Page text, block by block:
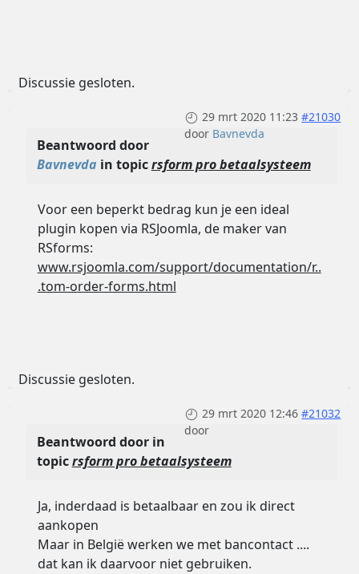
Discussie gesloten.
29 mrt 2020 11:23 #21030
door Bavnevda
Beantwoord door
Bavnevda in topicrsform pro betaalsysteem
Voor een beperkt bedrag kun je een ideal
plugin kopen via RSJoomla, de maker van
RSforms:
www.rsjoomla.com/support/documentation/r..
.tom-order-forms.html
Discussie gesloten.
29 mrt 2020 12:46 #21032
door
Beantwoord door in
topicrsform pro betaalsysteem
Ja, inderdaad is betaalbaar en zou ik direct
aankopen
Maar in België werken we met bancontact ....
dat kan ik daarvoor niet gebruiken.